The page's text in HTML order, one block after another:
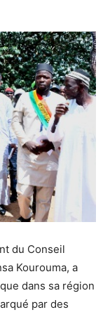
du Conseil
Kourouma, a
dans sa région
par des